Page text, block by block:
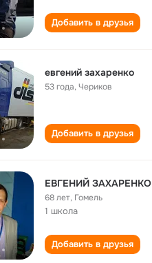
Добавить в друзья
евгений захаренко
53 года,Чериков
Добавить в друзья
ЕВГЕНИЙ ЗАХАРЕНКО
68 лет, Гомель
1 школа
Добавить в друзья